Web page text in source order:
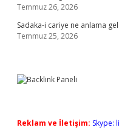
Temmuz 26, 2026
Sadaka-i cariye ne anlama
Temmuz 25, 2026
Reklam ve İletişim: Skype: